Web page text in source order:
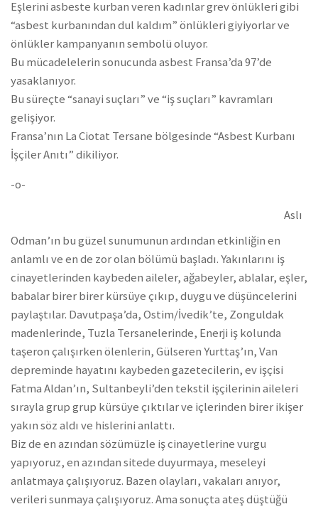
Eşlerini asbeste kurban veren kadınlar grev önlükleri gibi
“asbest kurbanından dul kaldım” önlükleri giyiyorlar ve
önlükler kampanyanın sembolü oluyor.
Bu mücadelelerin sonucunda asbest Fransa’da 97’de
yasaklanıyor.
Bu süreçte “sanayi suçları” ve “iş suçları” kavramları
gelişiyor.
Fransa’nın La Ciotat Tersane bölgesinde “Asbest Kurbanı
İşçiler Anıtı” dikiliyor.
-o-
Aslı
Odman’ın bu güzel sunumunun ardından etkinliğin en
anlamlı ve en de zor olan bölümü başladı. Yakınlarını iş
cinayetlerinden kaybeden aileler, ağabeyler, ablalar, eşler,
babalar birer birer kürsüye çıkıp, duygu ve düşüncelerini
paylaştılar. Davutpaşa’da, Ostim/İvedik’te, Zonguldak
madenlerinde, Tuzla Tersanelerinde, Enerji iş kolunda
taşeron çalışırken ölenlerin, Gülseren Yurttaş’ın, Van
depreminde hayatını kaybeden gazetecilerin, ev işçisi
Fatma Aldan’ın, Sultanbeyli’den tekstil işçilerinin aileleri
sırayla grup grup kürsüye çıktılar ve içlerinden birer ikişer
yakın söz aldı ve hislerini anlattı.
Biz de en azından sözümüzle iş cinayetlerine vurgu
yapıyoruz, en azından sitede duyurmaya, meseleyi
anlatmaya çalışıyoruz. Bazen olayları, vakaları anıyor,
verileri sunmaya çalışıyoruz. Ama sonuçta ateş düştüğü